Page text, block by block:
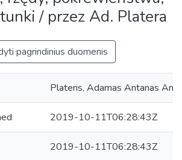
/ przez Ad. Platera
pagrindinius duomenis
Plateris, Adamas Antanas
2019-10-11T06:28:43Z
2019-10-11T06:28:43Z